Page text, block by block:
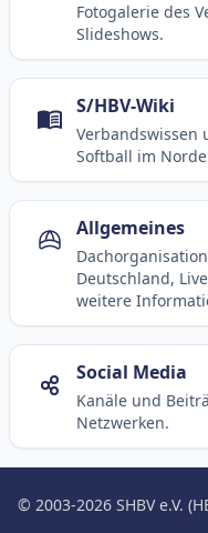
Fotogalerie des
Slideshows.
S/HBV-Wiki
Verbandswissen
Softball im
Allgemeines
Deutschland,
weitere
Social Media
Kanäle und
Netzwerken.
© 2003-2026 SHBV e.V.